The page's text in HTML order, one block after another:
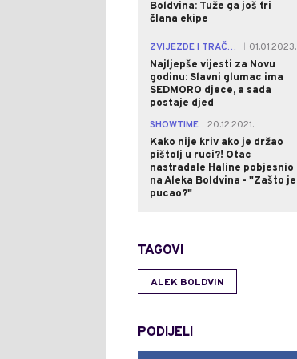
Boldvina: Tuže ga još tri
člana ekipe
ZVIJEZDE I TRAČEVI
01.01.2023.
Najljepše vijesti za Novu
godinu: Slavni glumac ima
SEDMORO djece, a sada
postaje djed
SHOWTIME
20.12.2021.
Kako nije kriv ako je držao
pištolj u ruci?! Otac
nastradale Haline pobjesnio
na Aleka Boldvina - "Zašto je
pucao?"
TAGOVI
ALEK BOLDVIN
PODIJELI